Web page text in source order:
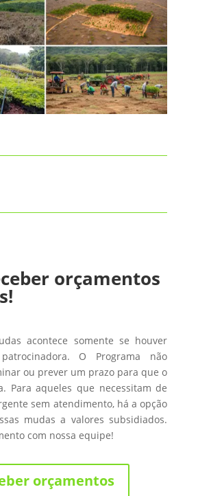
orçamentos
acontece somente se houver
O Programa não
ou prever um prazo para que o
Para aqueles que necessitam de
sem atendimento, há a opção
mudas a valores subsidiados.
com nossa equipe!
orçamentos